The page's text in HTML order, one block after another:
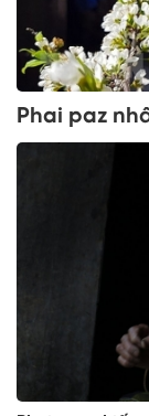
Phai paz